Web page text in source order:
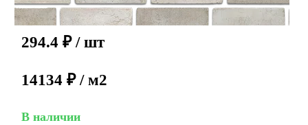
294.4 ₽ / шт
14134 ₽ / м2
В наличии